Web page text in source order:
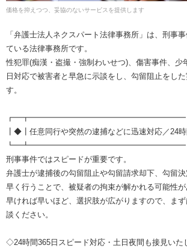
価格を抑えつつ、妥協のないサービスを提供します
「弁護士法人ネクスパート法律事務所」は、刑事
ている法律事務所です。
性犯罪(痴漢・盗撮・強制わいせつ)、傷害事件、少
日対応で被害者と早急に示談をし、勾留阻止をし
す。
┏━┳━━━━━━━━━━━━━━━━━━━━
┃◆┃任意同行や突然の逮捕などに迅速対応／24
┗━┻━━━━━━━━━━━━━━━━━━━━
刑事事件ではスピードが重要です。
弁護士が逮捕後の勾留阻止や勾留請求却下、勾留
早く行うことで、被疑者の拘束が解かれる可能性が
早ければ早いほど、選択肢が広がりますので、ま
談ください。
◇24時間365日スピード対応・土日夜間も接見いた